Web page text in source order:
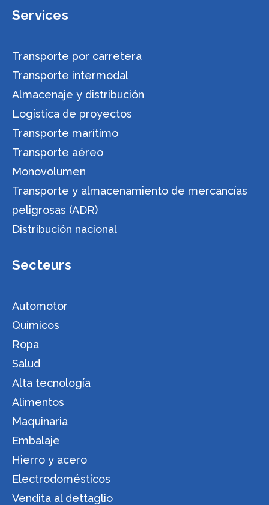
Services
Transporte por carretera
Transporte intermodal
Almacenaje y distribución
Logística de proyectos
Transporte marítimo
Transporte aéreo
Monovolumen
Transporte y almacenamiento de mercancías
peligrosas (ADR)
Distribución nacional
Secteurs
Automotor
Químicos
Ropa
Salud
Alta tecnología
Alimentos
Maquinaria
Embalaje
Hierro y acero
Electrodomésticos
Vendita al dettaglio